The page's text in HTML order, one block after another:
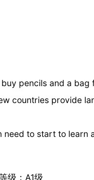
pencils and a bag
countries provide
need to start to learn
级：A1级